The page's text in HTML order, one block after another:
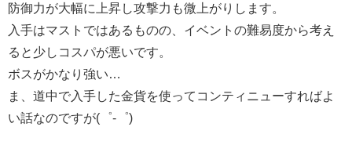
防御力が大幅に上昇し攻撃力も微上がりします。
入手はマストではあるものの、イベントの難易度から考え
ると少しコスパが悪いです。
ボスがかなり強い…
ま、道中で入手した金貨を使ってコンティニューすればよ
い話なのですが(゜-゜)